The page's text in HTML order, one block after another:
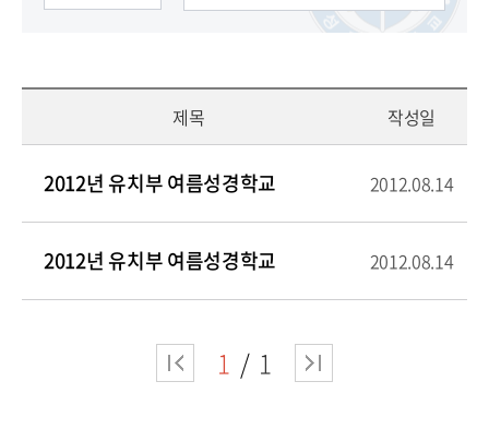
제목 작성일
2012년 유치부 여름성경학교 2012.08.14
2012년 유치부 여름성경학교 2012.08.14
1 1